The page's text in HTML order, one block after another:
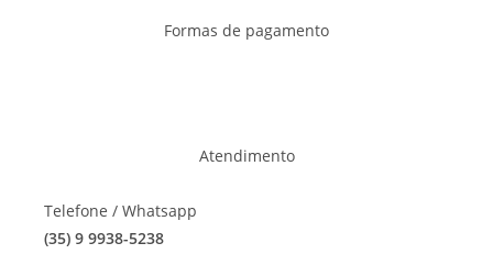
Formas de pagamento
Atendimento
Telefone / Whatsapp
(35) 9 9938-5238